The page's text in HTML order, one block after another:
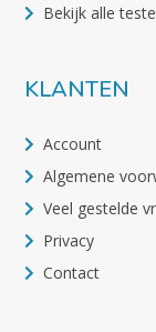
Bekijk alle
KLANTEN
Account
Algemene
Veel gestelde
Privacy
Contact